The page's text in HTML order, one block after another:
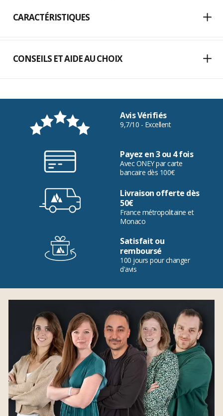
CARACTÉRISTIQUES
CONSEILS ET AIDE AU CHOIX
Avis Vérifiés
9,7/10 - Excellent
Payez en 3 ou 4 fois
Avec ONEY par carte
bancaire dès 100€
Livraison offerte dès
50€
France métropolitaine et
Monaco
Satisfait ou
remboursé
100 jours pour changer
d'avis